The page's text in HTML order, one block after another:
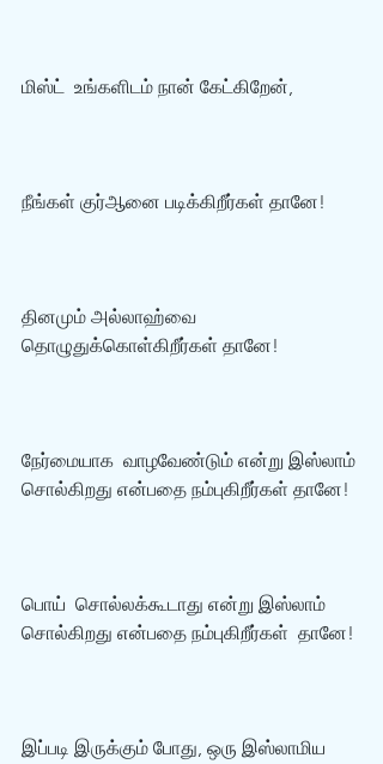
மிஸ்ட்  உங்களிடம் நான் கேட்கிறேன்,
நீங்கள் குர்‍ஆனை படிக்கிறீர்கள் தானே!
தினமும் அல்லாஹ்வை
தொழுதுக்கொள்கிறீர்கள் தானே!
நேர்மையாக  வாழவேண்டும் என்று இஸ்லாம்
சொல்கிறது என்பதை நம்புகிறீர்கள் தானே!
பொய்  சொல்லக்கூடாது என்று இஸ்லாம்
சொல்கிறது என்பதை நம்புகிறீர்கள்  தானே!
இப்படி இருக்கும் போது, ஒரு இஸ்லாமிய